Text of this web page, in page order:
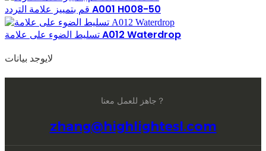
قم بتمييز علامة التردد A001 H008-50
تسليط الضوء على علامة A012 Waterdrop
لايوجد بيانات
جاهز للعمل معنا？
zhang@highlightesl.com